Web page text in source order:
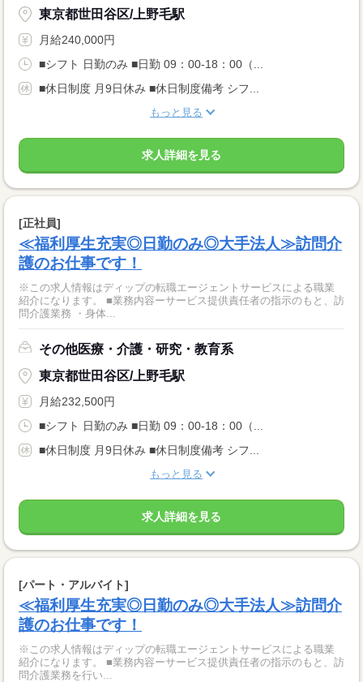
東京都世田谷区/上野毛駅
月給240,000円
■シフト 日勤のみ ■日勤 09：00-18：00（...
■休日制度 月9日休み ■休日制度備考 シフ...
もっと見る
求人詳細を見る
[正社員]
≪福利厚生充実◎日勤のみ◎大手法人≫訪問介
護のお仕事です！
※この求人情報はディップの転職エージェントサービスによる職業
紹介になります。 ■業務内容ーサービス提供責任者の指示のもと、訪
問介護業務 ・身体...
その他医療・介護・研究・教育系
東京都世田谷区/上野毛駅
月給232,500円
■シフト 日勤のみ ■日勤 09：00-18：00（...
■休日制度 月9日休み ■休日制度備考 シフ...
もっと見る
求人詳細を見る
[パート・アルバイト]
≪福利厚生充実◎日勤のみ◎大手法人≫訪問介
護のお仕事です！
※この求人情報はディップの転職エージェントサービスによる職業
紹介になります。 ■業務内容ーサービス提供責任者の指示のもと、訪
問介護業務を行い...